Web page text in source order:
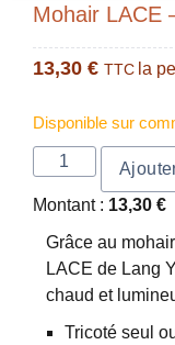
Mohair LACE
13,30 € TTC la
Disponible sur
Montant : 13,30 €
Grâce au
LACE de Lang
chaud et
Tricoté seul